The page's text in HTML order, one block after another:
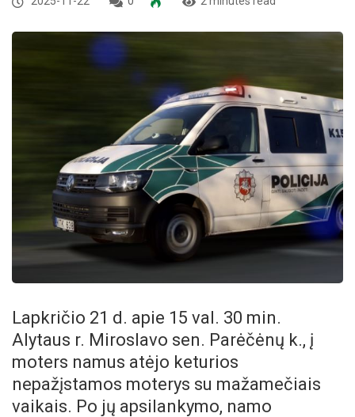
Lapkričio 21 d. apie 15 val. 30 min.
Alytaus r. Miroslavo sen. Parėčėnų k., į
moters namus atėjo keturios
nepažįstamos moterys su mažamečiais
vaikais. Po jų apsilankymo, namo